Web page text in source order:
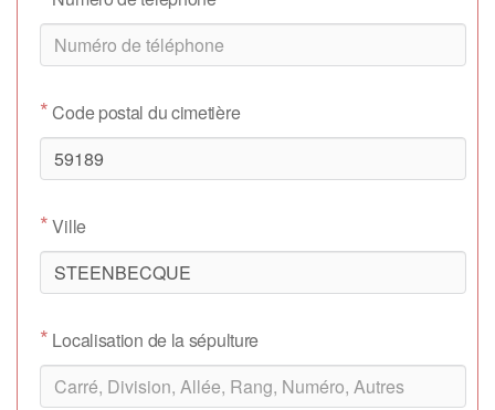
*Code postal du cimetière
*Ville
* Localisation de la sépulture